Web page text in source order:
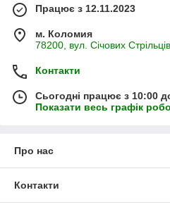
Працює з 12.11.2023
м. Коломия
78200, вул. Січових
Контакти
Сьогодні працює з 10:00
Показати весь графік
Про нас
Контакти